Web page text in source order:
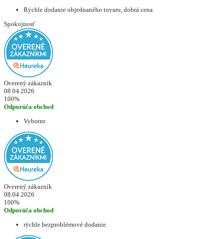
Rýchle dodanie objednaného tovaru, dobrá cena
Spokojnosť
Overený zákazník
08.04.2026
100%
Odporúča obchod
Vybotnr
Overený zákazník
08.04.2026
100%
Odporúča obchod
rýchle bezproblémové dodanie